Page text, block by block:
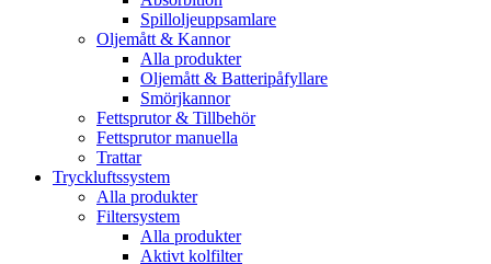
Spilloljeuppsamlare
Oljemått & Kannor
Alla produkter
Oljemått & Batteripåfyllare
Smörjkannor
Fettsprutor & Tillbehör
Fettsprutor manuella
Trattar
Tryckluftssystem
Alla produkter
Filtersystem
Alla produkter
Aktivt kolfilter